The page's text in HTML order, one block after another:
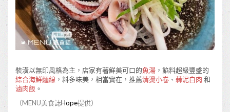
裝潢以無印風格為主，店家有著鮮美可口的魚湯 ，餡料超級豐盛的
綜合海鮮麵線 ，料多味美，相當實在，推薦清燙小卷 、 蒜泥白肉 和
滷肉飯 。
（MENU美食誌Hope提供）